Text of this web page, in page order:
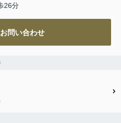
26分
お問い合わせ